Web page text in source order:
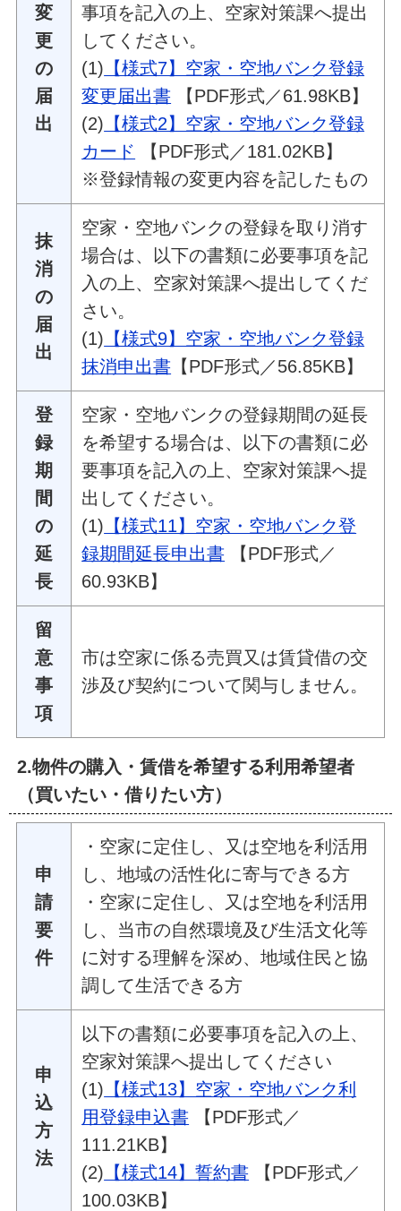
変
更
の
届
出
事項を記入の上、空家対策課へ提出
してください。
(1) 【様式7】空家・空地バンク登録
変更届出書 【PDF形式／61.98KB】
(2) 【様式2】空家・空地バンク登録
カード 【PDF形式／181.02KB】
※登録情報の変更内容を記したもの
抹
消
の
届
出
空家・空地バンクの登録を取り消す
場合は、以下の書類に必要事項を記
入の上、空家対策課へ提出してくだ
さい。
(1) 【様式9】空家・空地バンク登録
抹消申出書 【PDF形式／56.85KB】
登
録
期
間
の
延
長
空家・空地バンクの登録期間の延長
を希望する場合は、以下の書類に必
要事項を記入の上、空家対策課へ提
出してください。
(1) 【様式11】空家・空地バンク登
録期間延長申出書 【PDF形式／
60.93KB】
留
意
事
項
市は空家に係る売買又は賃貸借の交
渉及び契約について関与しません。
2.物件の購入・賃借を希望する利用希望者
（買いたい・借りたい方）
申
請
要
件
・空家に定住し、又は空地を利活用
し、地域の活性化に寄与できる方
・空家に定住し、又は空地を利活用
し、当市の自然環境及び生活文化等
に対する理解を深め、地域住民と協
調して生活できる方
申
込
方
法
以下の書類に必要事項を記入の上、
空家対策課へ提出してください
(1) 【様式13】空家・空地バンク利
用登録申込書 【PDF形式／
111.21KB】
(2) 【様式14】誓約書 【PDF形式／
100.03KB】